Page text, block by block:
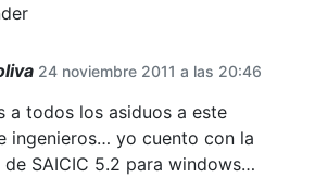
24 noviembre 2011 a las 20:46
a todos los asiduos a este
ingenieros… yo cuento con la
de SAICIC 5.2 para windows…